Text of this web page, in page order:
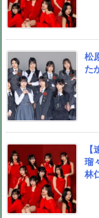
松
た
瑠
林